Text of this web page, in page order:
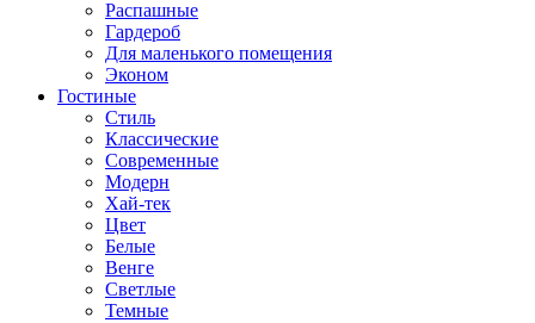
Распашные
Гардероб
Для маленького помещения
Эконом
Гостиные
Стиль
Классические
Современные
Модерн
Хай-тек
Цвет
Белые
Венге
Светлые
Темные